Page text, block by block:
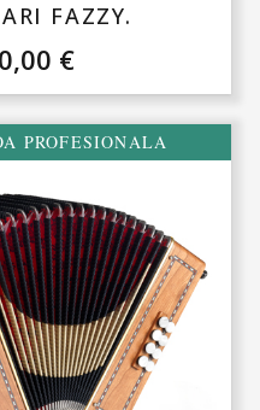
FAZZY.
€
PROFESIONALA